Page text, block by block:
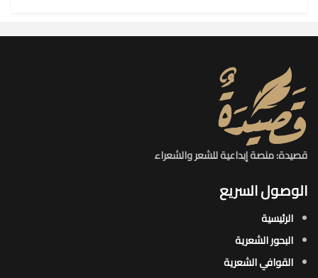
قصيدة: منصة إبداعية للشعر والشعراء
الوصول السريع
الرئيسية
البحور الشعرية​
القوافي الشعرية​